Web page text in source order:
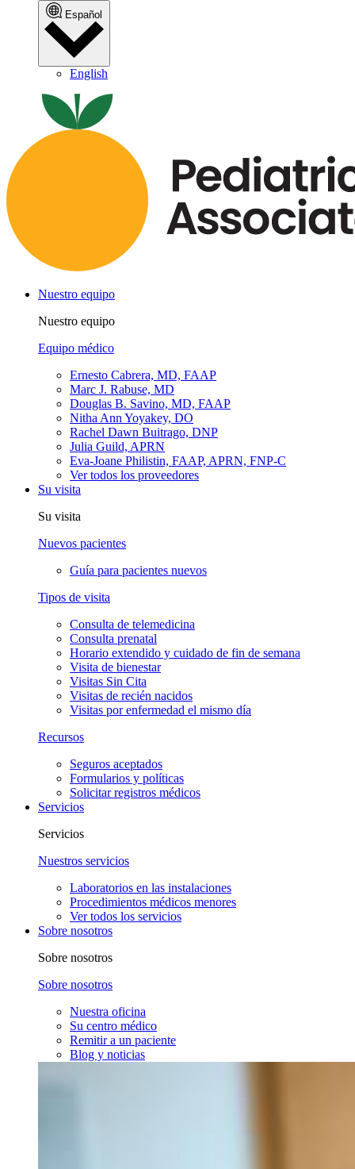
Español
English
Nuestro equipo
Nuestro equipo
Equipo médico
Ernesto Cabrera, MD, FAAP
Marc J. Rabuse, MD
Douglas B. Savino, MD, FAAP
Nitha Ann Yoyakey, DO
Rachel Dawn Buitrago, DNP
Julia Guild, APRN
Eva-Joane Philistin, FAAP, APRN, FNP-C
Ver todos los proveedores
Su visita
Su visita
Nuevos pacientes
Guía para pacientes nuevos
Tipos de visita
Consulta de telemedicina
Consulta prenatal
Horario extendido y cuidado de fin de semana
Visita de bienestar
Visitas Sin Cita
Visitas de recién nacidos
Visitas por enfermedad el mismo día
Recursos
Seguros aceptados
Formularios y políticas
Solicitar registros médicos
Servicios
Servicios
Nuestros servicios
Laboratorios en las instalaciones
Procedimientos médicos menores
Ver todos los servicios
Sobre nosotros
Sobre nosotros
Sobre nosotros
Nuestra oficina
Su centro médico
Remitir a un paciente
Blog y noticias